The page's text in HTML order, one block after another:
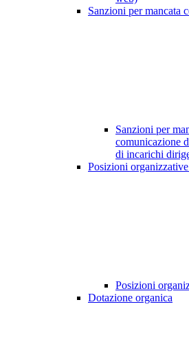
Sanzioni per mancata
Sanzioni per
comunicazione
di incarichi
Posizioni organizzative
Posizioni
Dotazione organica